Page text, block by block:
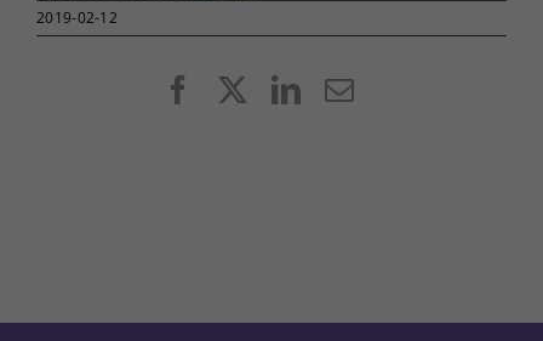
2019-02-12
FacebookLinkedIn
E-